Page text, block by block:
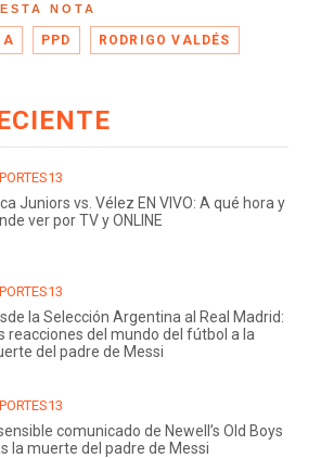
NOTA
PPD RODRIGO VALDÉS
Juniors vs. Vélez EN VIVO: A qué hora y
ver por TV y ONLINE
la Selección Argentina al Real Madrid:
reacciones del mundo del fútbol a la
del padre de Messi
comunicado de Newell’s Old Boys
la muerte del padre de Messi